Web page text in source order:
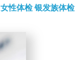
女性体检 银发族体检